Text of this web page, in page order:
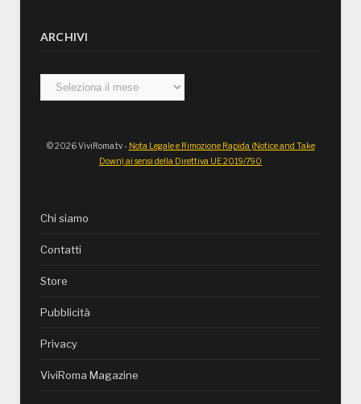
ARCHIVI
Archivi
© 2026 ViviRoma.tv - Nota Legale e Rimozione Rapida (Notice and Take
Down) ai sensi della Direttiva UE 2019/790
Chi siamo
Contatti
Store
Pubblicità
Privacy
ViviRoma Magazine